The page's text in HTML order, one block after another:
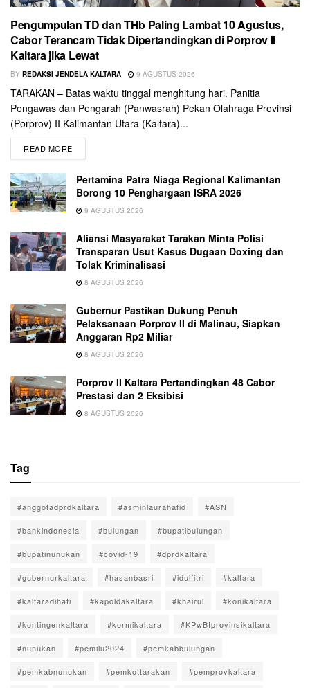
Pengumpulan TD dan THb Paling Lambat 10 Agustus,
Cabor Terancam Tidak Dipertandingkan di Porprov II
Kaltara jika Lewat
BY REDAKSI JENDELA KALTARA 9 AGUSTUS 2026
TARAKAN – Batas waktu tinggal menghitung hari. Panitia
Pengawas dan Pengarah (Panwasrah) Pekan Olahraga Provinsi
(Porprov) II Kalimantan Utara (Kaltara)...
READ MORE
Pertamina Patra Niaga Regional Kalimantan
Borong 10 Penghargaan ISRA 2026
9 AGUSTUS 2026
Aliansi Masyarakat Tarakan Minta Polisi
Transparan Usut Kasus Dugaan Doxing dan
Tolak Kriminalisasi
8 AGUSTUS 2026
Gubernur Pastikan Dukung Penuh
Pelaksanaan Porprov II di Malinau, Siapkan
Anggaran Rp2 Miliar
8 AGUSTUS 2026
Porprov II Kaltara Pertandingkan 48 Cabor
Prestasi dan 2 Eksibisi
8 AGUSTUS 2026
Tag
#anggotadprdkaltara #asminlaurahafid #ASN
#bankindonesia #bulungan #bupatibulungan
#bupatinunukan #covid-19 #dprdkaltara
#gubernurkaltara #hasanbasri #idulfitri #kaltara
#kaltaradihati #kapoldakaltara #khairul #konikaltara
#kontingenkaltara #kormikaltara #KPwBIprovinsikaltara
#nunukan #pemilu2024 #pemkabbulungan
#pemkabnunukan #pemkottarakan #pemprovkaltara